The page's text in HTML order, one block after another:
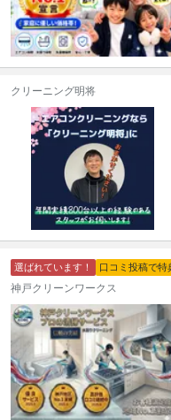
クリーニング明将
選ばれています！ 口コミ投稿で特
神戸クリーンワークス